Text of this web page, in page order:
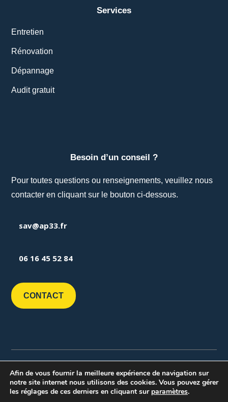
Services
Entretien
Rénovation
Dépannage
Audit gratuit
Besoin d’un conseil ?
Pour toutes questions ou renseignements, veuillez nous
contacter en cliquant sur le bouton ci-dessous.
sav@ap33.fr
06 16 45 52 84
CONTACT
communication
Afin de vous fournir la meilleure expérience de navigation sur
notre site internet nous utilisons des cookies. Vous pouvez gérer
les réglages de ces derniers en cliquant sur paramètres.